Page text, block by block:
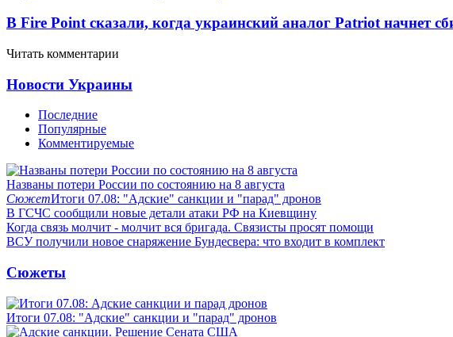
В Fire Point сказали, когда украинский аналог Patriot начнет
Читать комментарии
Новости Украины
Последние
Популярные
Комментируемые
Названы потери России по состоянию на 8 августа
СюжетИтоги 07.08: "Адские" санкции и "парад" дронов
В ГСЧС сообщили новые детали атаки РФ на Киевщину
Когда связь молчит - молчит вся бригада. Связисты просят помощи
ВСУ получили новое снаряжение Бундесвера: что входит в комплект
Сюжеты
Итоги 07.08: "Адские" санкции и "парад" дронов